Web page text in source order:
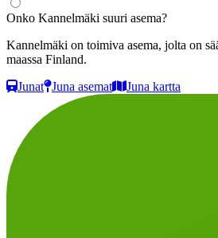
Onko Kannelmäki suuri asema?
Kannelmäki on toimiva asema, jolta on
maassa Finland.
Junat Juna asemat Juna kartta